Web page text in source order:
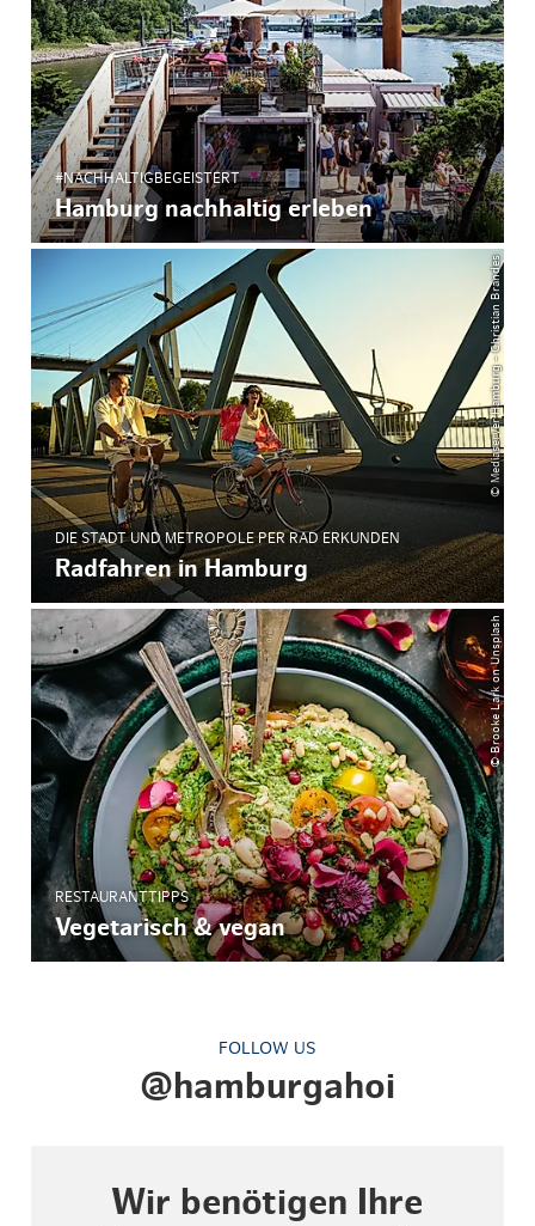
#NACHHALTIGBEGEISTERT
Hamburg nachhaltig erleben
© Mediaserver Hamburg - Christian Brandes
DIE STADT UND METROPOLE PER RAD ERKUNDEN
Radfahren in Hamburg
© Brooke Lark on Unsplash
RESTAURANTTIPPS
Vegetarisch & vegan
FOLLOW US
@hamburgahoi
Wir benötigen Ihre